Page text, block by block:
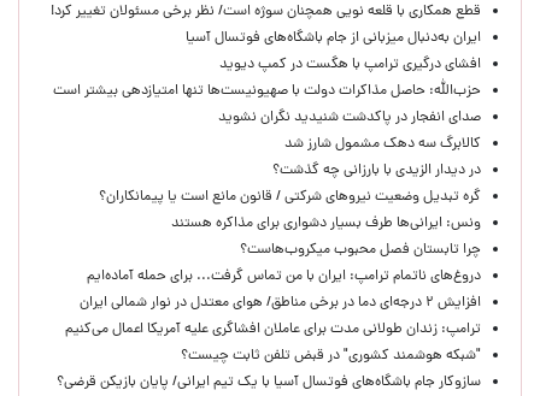
قطع همکاری با قلعه نویی همچنان سوژه است/ نظر برخی مسئولان تغییر کرد!
ایران به‌دنبال میزبانی از جام باشگاه‌های فوتسال آسیا
افشای درگیری ترامپ با هگست در کمپ دیوید
حزب‌الله: حاصل مذاکرات دولت با صهیونیست‌ها تنها امتیازدهی‌ بیشتر است
صدای انفجار در پاکدشت شنیدید نگران نشوید
کالابرگ سه دهک مشمول شارز شد
در دیدار الزیدی با بارزانی چه گذشت؟
گره تبدیل وضعیت نیروهای شرکتی / قانون مانع است یا پیمانکاران؟
ونس: ایرانی‌ها طرف بسیار دشواری برای مذاکره هستند
چرا تابستان فصل محبوب میکروب‌هاست؟
دروغ‌های ناتمام ترامپ: ایران با من تماس گرفت... برای حمله آماده‌ایم
افزایش ۲ درجه‌ای دما در برخی مناطق/ هوای معتدل در نوار شمالی ایران
ترامپ: زندان طولانی مدت برای عاملان افشاگری‌ علیه آمریکا اعمال می‌کنیم
"شبکه هوشمند کشوری" در قبض تلفن ثابت چیست؟
سازوکار جام باشگاه‌های فوتسال آسیا با یک تیم ایرانی/ پایان بازیکن قرضی؟